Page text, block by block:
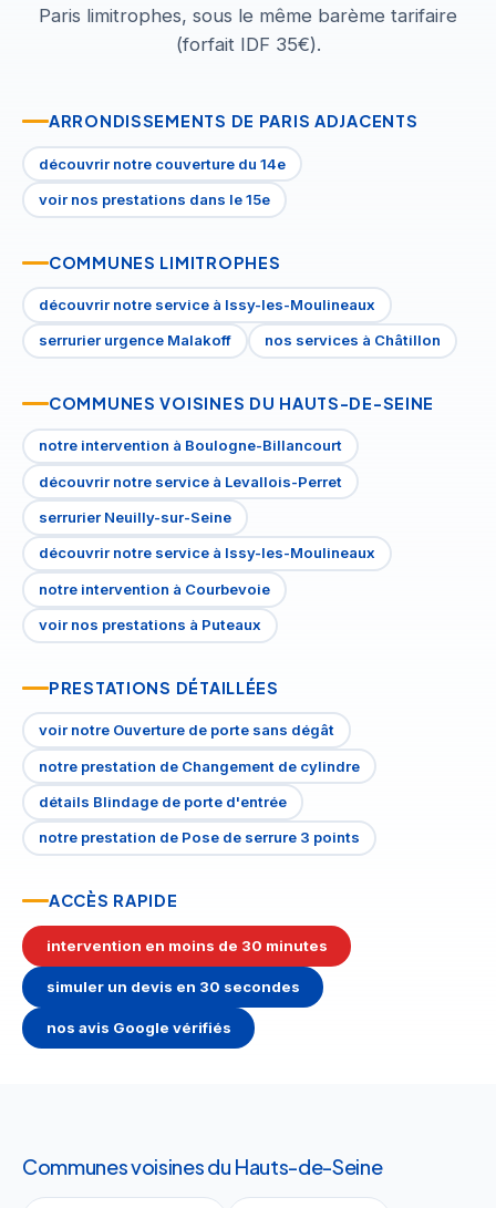
Paris limitrophes, sous le même barème tarifaire
(forfait IDF 35€).
ARRONDISSEMENTS DE PARIS ADJACENTS
découvrir notre couverture du 14e
voir nos prestations dans le 15e
COMMUNES LIMITROPHES
découvrir notre service à Issy-les-Moulineaux
serrurier urgence Malakoff nos services à Châtillon
COMMUNES VOISINES DU HAUTS-DE-SEINE
notre intervention à Boulogne-Billancourt
découvrir notre service à Levallois-Perret
serrurier Neuilly-sur-Seine
découvrir notre service à Issy-les-Moulineaux
notre intervention à Courbevoie
voir nos prestations à Puteaux
PRESTATIONS DÉTAILLÉES
voir notre Ouverture de porte sans dégât
notre prestation de Changement de cylindre
détails Blindage de porte d'entrée
notre prestation de Pose de serrure 3 points
ACCÈS RAPIDE
intervention en moins de 30 minutes
simuler un devis en 30 secondes
nos avis Google vérifiés
Communes voisines du Hauts-de-Seine